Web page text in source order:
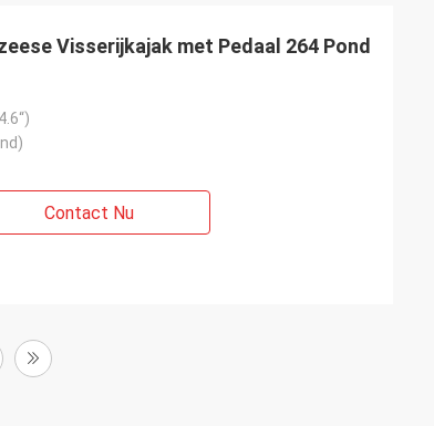
Visserijkajak met Pedaal 264 Pond
Contact Nu